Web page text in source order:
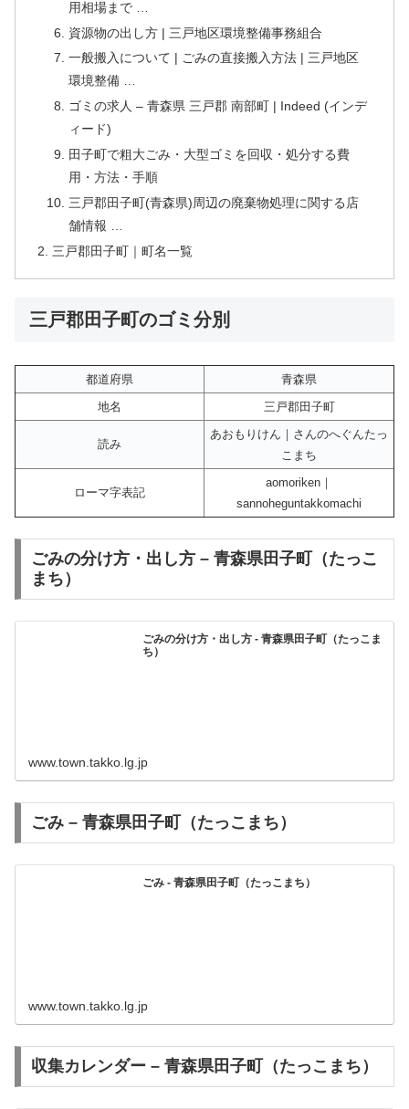
用相場まで …
資源物の出し方 | 三戸地区環境整備事務組合
一般搬入について | ごみの直接搬入方法 | 三戸地区
環境整備 …
ゴミの求人 – 青森県 三戸郡 南部町 | Indeed (インデ
ィード)
田子町で粗大ごみ・大型ゴミを回収・処分する費
用・方法・手順
三戸郡田子町(青森県)周辺の廃棄物処理に関する店
舗情報 …
三戸郡田子町｜町名一覧
三戸郡田子町のゴミ分別
都道府県
青森県
地名
三戸郡田子町
読み
あおもりけん｜さんのへぐんたっ
こまち
ローマ字表記
aomoriken｜
sannoheguntakkomachi
ごみの分け方・出し方 – 青森県田子町（たっこ
まち）
ごみの分け方・出し方 - 青森県田子町（たっこま
ち）
www.town.takko.lg.jp
ごみ – 青森県田子町（たっこまち）
ごみ - 青森県田子町（たっこまち）
www.town.takko.lg.jp
収集カレンダー – 青森県田子町（たっこまち）